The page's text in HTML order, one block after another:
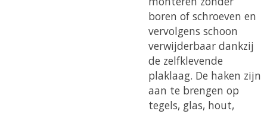
boren of schroeven en
vervolgens schoon
verwijderbaar dankzij
de zelfklevende
plaklaag. De haken zijn
aan te brengen op
tegels, glas, hout,